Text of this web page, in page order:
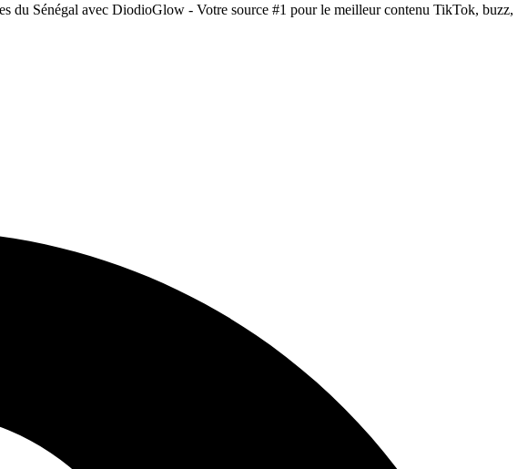
du Sénégal avec DiodioGlow - Votre source #1 pour le meilleur contenu TikTok, buzz,